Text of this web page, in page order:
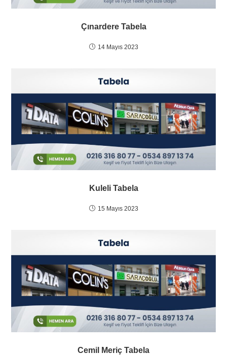
Çınardere Tabela
14 Mayıs 2023
Kuleli Tabela
15 Mayıs 2023
Cemil Meriç Tabela